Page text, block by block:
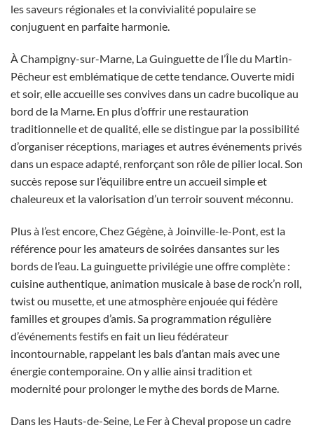
les saveurs régionales et la convivialité populaire se
conjuguent en parfaite harmonie.
À Champigny-sur-Marne, La Guinguette de l’Île du Martin-
Pêcheur est emblématique de cette tendance. Ouverte midi
et soir, elle accueille ses convives dans un cadre bucolique au
bord de la Marne. En plus d’offrir une restauration
traditionnelle et de qualité, elle se distingue par la possibilité
d’organiser réceptions, mariages et autres événements privés
dans un espace adapté, renforçant son rôle de pilier local. Son
succès repose sur l’équilibre entre un accueil simple et
chaleureux et la valorisation d’un terroir souvent méconnu.
Plus à l’est encore, Chez Gégène, à Joinville-le-Pont, est la
référence pour les amateurs de soirées dansantes sur les
bords de l’eau. La guinguette privilégie une offre complète :
cuisine authentique, animation musicale à base de rock’n roll,
twist ou musette, et une atmosphère enjouée qui fédère
familles et groupes d’amis. Sa programmation régulière
d’événements festifs en fait un lieu fédérateur
incontournable, rappelant les bals d’antan mais avec une
énergie contemporaine. On y allie ainsi tradition et
modernité pour prolonger le mythe des bords de Marne.
Dans les Hauts-de-Seine, Le Fer à Cheval propose un cadre